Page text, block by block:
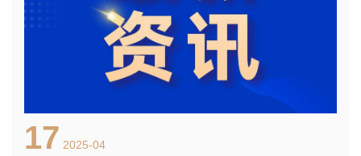
17 2025-04